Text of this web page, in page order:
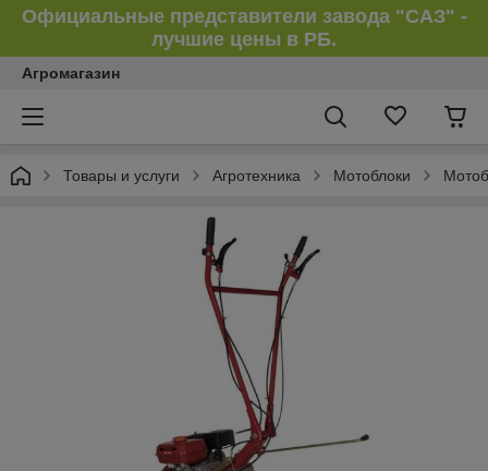
Официальные представители завода "САЗ" -
лучшие цены в РБ.
Агромагазин
Товары и услуги Агротехника Мотоблоки